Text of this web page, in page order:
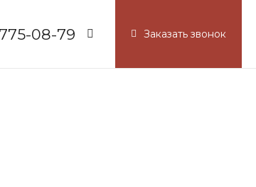
08-79 Заказать звонок